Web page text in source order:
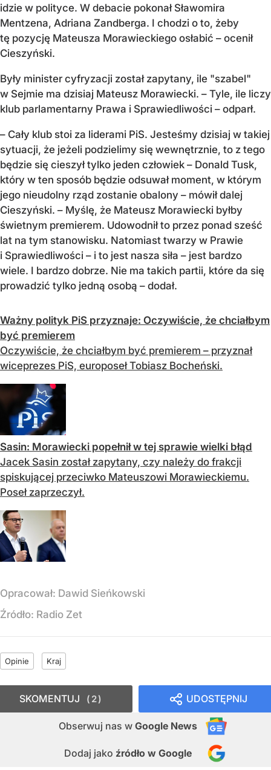
idzie w polityce. W debacie pokonał Sławomira
Mentzena, Adriana Zandberga. I chodzi o to, żeby
tę pozycję Mateusza Morawieckiego osłabić – ocenił
Cieszyński.
Były minister cyfryzacji został zapytany, ile "szabel"
w Sejmie ma dzisiaj Mateusz Morawiecki. – Tyle, ile liczy
klub parlamentarny Prawa i Sprawiedliwości – odparł.
– Cały klub stoi za liderami PiS. Jesteśmy dzisiaj w takiej
sytuacji, że jeżeli podzielimy się wewnętrznie, to z tego
będzie się cieszył tylko jeden człowiek – Donald Tusk,
który w ten sposób będzie odsuwał moment, w którym
jego nieudolny rząd zostanie obalony – mówił dalej
Cieszyński. – Myślę, że Mateusz Morawiecki byłby
świetnym premierem. Udowodnił to przez ponad sześć
lat na tym stanowisku. Natomiast twarzy w Prawie
i Sprawiedliwości – i to jest nasza siła – jest bardzo
wiele. I bardzo dobrze. Nie ma takich partii, które da się
prowadzić tylko jedną osobą – dodał.
Ważny polityk PiS przyznaje: Oczywiście, że chciałbym
być premierem
Oczywiście, że chciałbym być premierem – przyznał
wiceprezes PiS, europoseł Tobiasz Bocheński.
Sasin: Morawiecki popełnił w tej sprawie wielki błąd
Jacek Sasin został zapytany, czy należy do frakcji
spiskującej przeciwko Mateuszowi Morawieckiemu.
Poseł zaprzeczył.
Opracował: Dawid Sieńkowski
Źródło: Radio Zet
Opinie Kraj
UDOSTĘPNIJ
Obserwuj nas w Google News
Dodaj jako źródło w Google
SKOMENTUJ 2